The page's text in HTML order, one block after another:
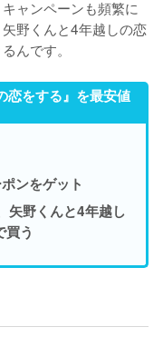
ャンペーンも頻繁に
野くんと4年越しの恋
んです。
恋をする』を最安値
ンをゲット
矢野くんと4年越し
う